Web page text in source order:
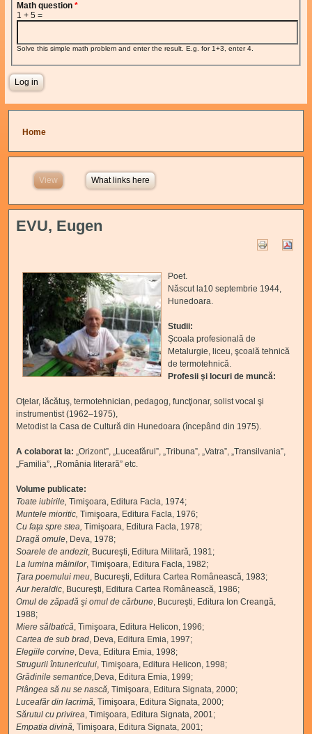
Math question*
1 + 5 =
Solve this simple math problem and enter the result. E.g. for 1+3, enter 4.
You are here
Home
View (active tab)What links here
EVU, Eugen
Poet.
Născut la10 septembrie 1944,
Hunedoara.
Studii:
Şcoala profesională de
Metalurgie, liceu, şcoală tehnică
de termotehnică.
Profesii şi locuri de muncă:
Oţelar, lăcătuş, termotehnician, pedagog, funcţionar, solist vocal şi
instrumentist (1962–1975),
Metodist la Casa de Cultură din Hunedoara (începând din 1975).
A colaborat la:„Orizont”,„Luceafărul”, „Tribuna”, „Vatra”, „Transilvania”,
„Familia”, „România literară” etc.
Volume publicate:
Toate iubirile, Timişoara, Editura Facla, 1974;
Muntele mioritic, Timişoara, Editura Facla, 1976;
Cu faţa spre stea, Timişoara, Editura Facla, 1978;
Dragă omule, Deva, 1978;
Soarele de andezit, Bucureşti, Editura Militară, 1981;
La lumina mâinilor, Timişoara, Editura Facla, 1982;
Ţara poemului meu, Bucureşti, Editura Cartea Românească, 1983;
Aur heraldic, Bucureşti, Editura Cartea Românească, 1986;
Omul de zăpadă şi omul de cărbune, Bucureşti, Editura Ion Creangă,
1988;
Miere sălbatică, Timişoara, Editura Helicon, 1996;
Cartea de sub brad, Deva, Editura Emia, 1997;
Elegiile corvine, Deva, Editura Emia, 1998;
Strugurii întunericului, Timişoara, Editura Helicon, 1998;
Grădinile semantice, Deva, Editura Emia, 1999;
Plângea să nu se nască, Timişoara, Editura Signata, 2000;
Luceafăr din lacrimă, Timişoara, Editura Signata, 2000;
Sărutul cu privirea, Timişoara, Editura Signata, 2001;
Empatia divină, Timişoara, Editura Signata, 2001;